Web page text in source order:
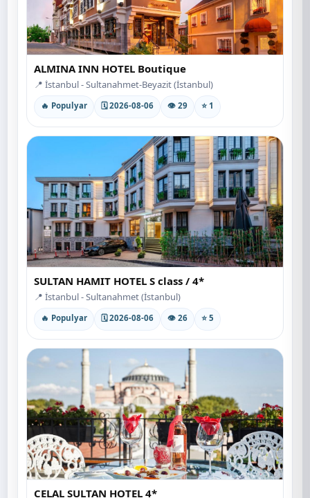
ALMINA INN HOTEL Boutique
📍 İstanbul - Sultanahmet-Beyazit (İstanbul)
🔥 Populyar 🗓 2026-08-06 👁 29 ⭐ 1
SULTAN HAMIT HOTEL S class / 4*
📍 İstanbul - Sultanahmet (İstanbul)
🔥 Populyar 🗓 2026-08-06 👁 26 ⭐ 5
CELAL SULTAN HOTEL 4*